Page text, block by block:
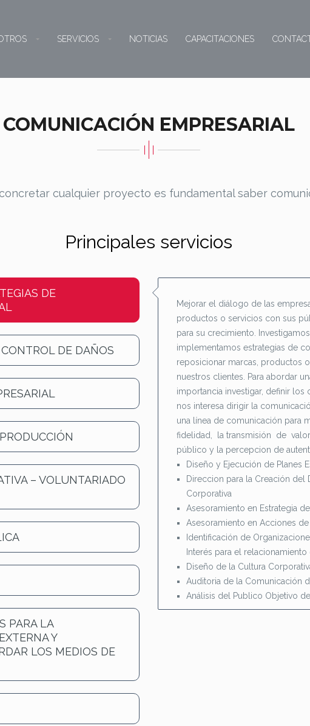
SERVICIOS NOTICIAS CAPACITACIONES
COMUNICACIÓN EMPRESARIAL
cualquier proyecto es fundamental saber
Principales servicios
DE
DE DAÑOS
– VOLUNTARIADO
PARA LA
Y
LOS MEDIOS DE
Mejorar el diálogo de las
productos o servicios con sus
para su crecimiento.
implementamos estrategias de
reposicionar marcas, productos
nuestros clientes. Para abordar
importancia investigar, definir los
nos interesa dirigir la
una línea de comunicación para
fidelidad, la transmisión de
público y la percepcion de
Diseño y Ejecución de Planes
Direccion para la Creación
Corporativa
Asesoramiento en Estrategia
Asesoramiento en Acciones
Identificación de
Interés para el relacionamiento
Diseño de la Cultura
Auditoria de la Comunicación
Análisis del Publico Objetivo